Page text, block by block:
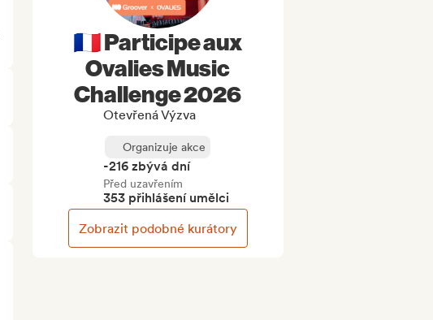
🇫🇷 Participe aux
Ovalies Music
Challenge 2026
Otevřená Výzva
Organizuje akce
-216 zbývá dní
Před uzavřením
353 přihlášení umělci
Zobrazit podobné kurátory